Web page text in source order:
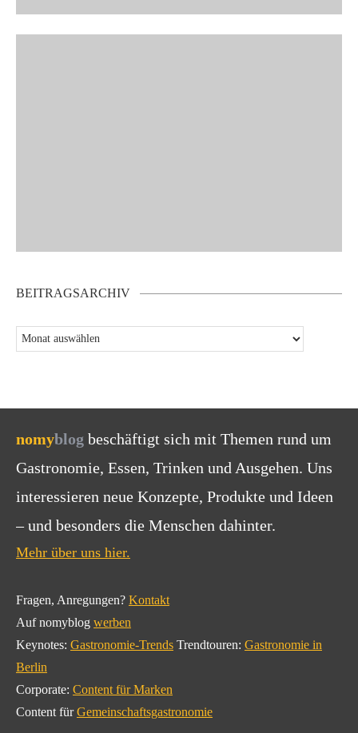
BEITRAGSARCHIV
nomyblog beschäftigt sich mit Themen rund um
Gastronomie, Essen, Trinken und Ausgehen. Uns
interessieren neue Konzepte, Produkte und Ideen
– und besonders die Menschen dahinter.
Mehr über uns hier.
Fragen, Anregungen? Kontakt
Auf nomyblog werben
Keynotes: Gastronomie-Trends Trendtouren: Gastronomie in
Berlin
Corporate: Content für Marken
Content fürGemeinschaftsgastronomie